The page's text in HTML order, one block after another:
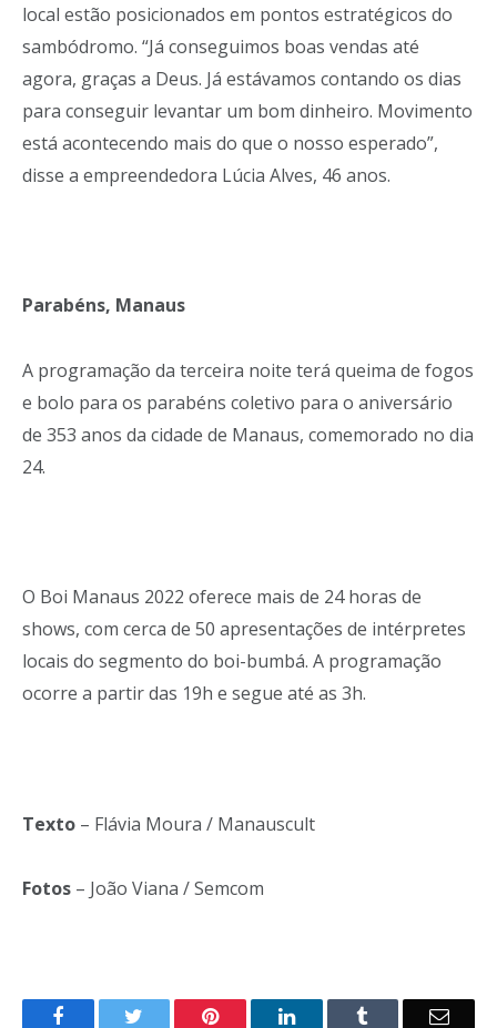
local estão posicionados em pontos estratégicos do
sambódromo. “Já conseguimos boas vendas até
agora, graças a Deus. Já estávamos contando os dias
para conseguir levantar um bom dinheiro. Movimento
está acontecendo mais do que o nosso esperado”,
disse a empreendedora Lúcia Alves, 46 anos.
Parabéns, Manaus
A programação da terceira noite terá queima de fogos
e bolo para os parabéns coletivo para o aniversário
de 353 anos da cidade de Manaus, comemorado no dia
24.
O Boi Manaus 2022 oferece mais de 24 horas de
shows, com cerca de 50 apresentações de intérpretes
locais do segmento do boi-bumbá. A programação
ocorre a partir das 19h e segue até as 3h.
Texto – Flávia Moura / Manauscult
Fotos – João Viana / Semcom
o
Pinterest LinkedIn
E-